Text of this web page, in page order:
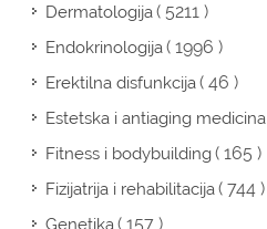
Dermatologija( 5211 )
Endokrinologija( 1996 )
Erektilna disfunkcija( 46 )
Estetska i antiaging medicina
Fitness i bodybuilding( 165 )
Fizijatrija i rehabilitacija( 744 )
Genetika ( 157 )